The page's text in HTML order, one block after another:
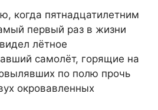
когда пятнадцатилетним
первый раз в жизни
лётное
самолёт, горящие на
по полю прочь
окровавленных